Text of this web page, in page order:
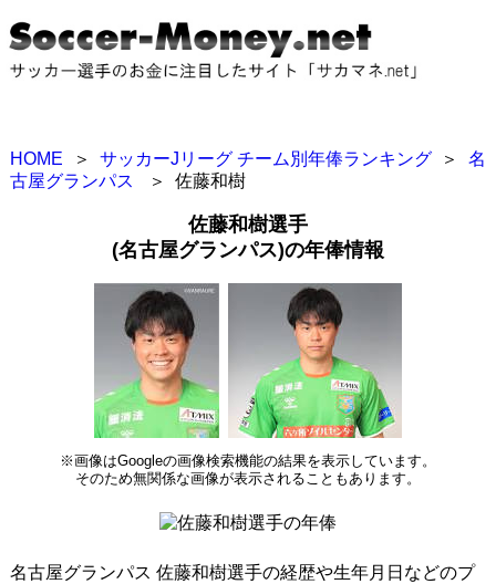
HOME ＞ サッカーJリーグ チーム別年俸ランキング ＞
名
古屋グランパス
＞ 佐藤和樹
佐藤和樹選手
(名古屋グランパス)の年俸情報
※画像はGoogleの画像検索機能の結果を表示しています。
そのため無関係な画像が表示されることもあります。
名古屋グランパス 佐藤和樹選手の経歴や生年月日などのプ